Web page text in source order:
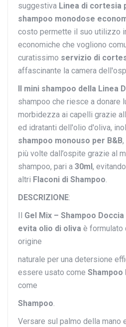
suggestiva Linea di cortesia
shampoo monodose
costo permette il suo utilizzo
economiche che vogliono
curatissimo servizio di
affascinante la camera
Il mini shampoo della Linea
shampoo che riesce a donare
morbidezza ai capelli grazie
ed idratanti dell'olio d'oliva,
shampoo monouso per B&B
più volte dall’ospite grazie al
shampoo, pari a 30ml ,
altri Flaconi di Shampoo.
DESCRIZIONE:
Gel Mix – Shampoo
evita olio di oliva è formulato
origine
naturale per una detersione
essere usato come Shampoo
come
Shampoo.
Versare sul palmo della mano